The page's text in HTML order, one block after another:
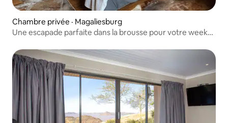
Chambre privée · Magaliesburg
Une escapade parfaite dans la brousse pour votre week-